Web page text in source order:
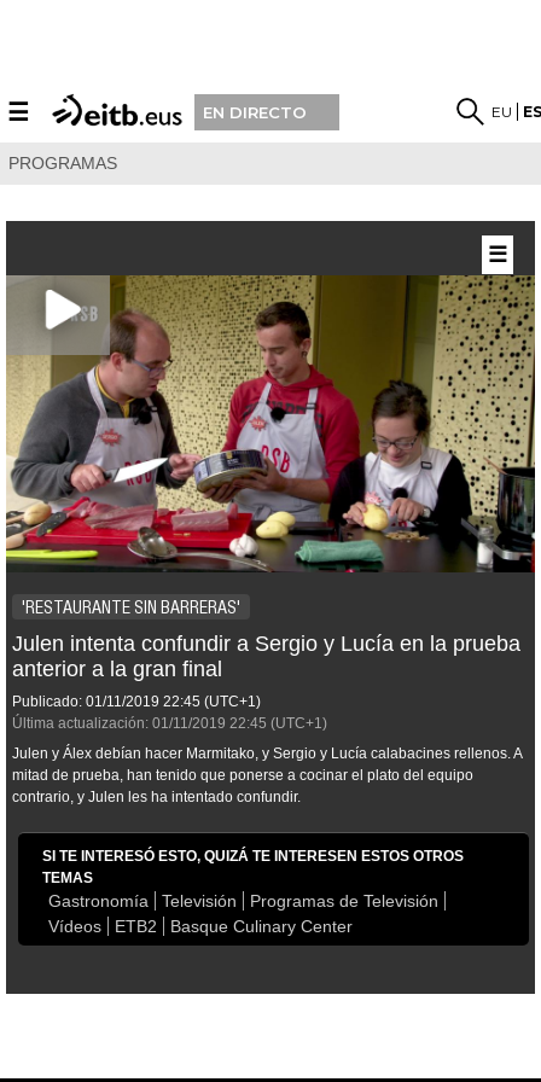
☰ EN DIRECTO EU
PROGRAMAS
'RESTAURANTE SIN BARRERAS'
Julen intenta confundir a Sergio y Lucía en la prueba
anterior a la gran final
Publicado: 01/11/2019 22:45 (UTC+1)
Última actualización: 01/11/2019 22:45 (UTC+1)
Julen y Álex debían hacer Marmitako, y Sergio y Lucía calabacines rellenos. A
mitad de prueba, han tenido que ponerse a cocinar el plato del equipo
contrario, y Julen les ha intentado confundir.
SI TE INTERESÓ ESTO, QUIZÁ TE INTERESEN ESTOS OTROS
TEMAS
Gastronomía Televisión
Programas de Televisión
Vídeos
ETB2 Basque Culinary Center
☰